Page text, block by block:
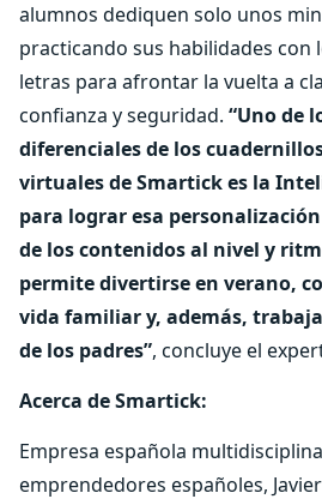
alumnos dediquen solo unos
practicando sus habilidades con
letras para afrontar la vuelta a
confianza y seguridad. “Uno de
diferenciales de los
virtuales de Smartick es la
para lograr esa
de los contenidos al nivel y
permite divertirse en verano,
vida familiar y, además,
de los padres”, concluye el
Acerca de Smartick:
Empresa española
emprendedores españoles,